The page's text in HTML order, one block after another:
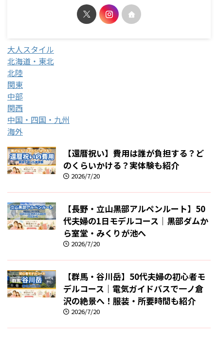
大人スタイル
北海道・東北
北陸
関東
中部
関西
中国・四国・九州
海外
【還暦祝い】費用は誰が負担する？ど
のくらいかける？実体験も紹介
2026/7/20
【長野・立山黒部アルペンルート】50
代夫婦の1日モデルコース｜黒部ダムか
ら室堂・みくりが池へ
2026/7/20
【群馬・谷川岳】50代夫婦の初心者モ
デルコース｜電気ガイドバスで一ノ倉
沢の絶景へ！服装・所要時間も紹介
2026/7/20